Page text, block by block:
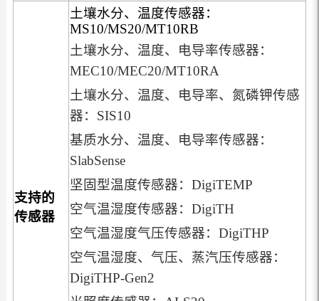
支持的
传感器
土壤水分、温度传感器：
MS10/MS20/MT10RB
土壤水分、温度、电导率传感器：
MEC10/MEC20/MT10RA
土壤水分、温度、电导率、氮磷钾传感
器：SIS10
基质水分、温度、电导率传感器：
SlabSense
坚固型温度传感器：DigiTEMP
空气温湿度传感器：DigiTH
空气温湿度气压传感器：DigiTHP
空气温湿度、气压、蒸汽压传感器：
DigiTHP-Gen2